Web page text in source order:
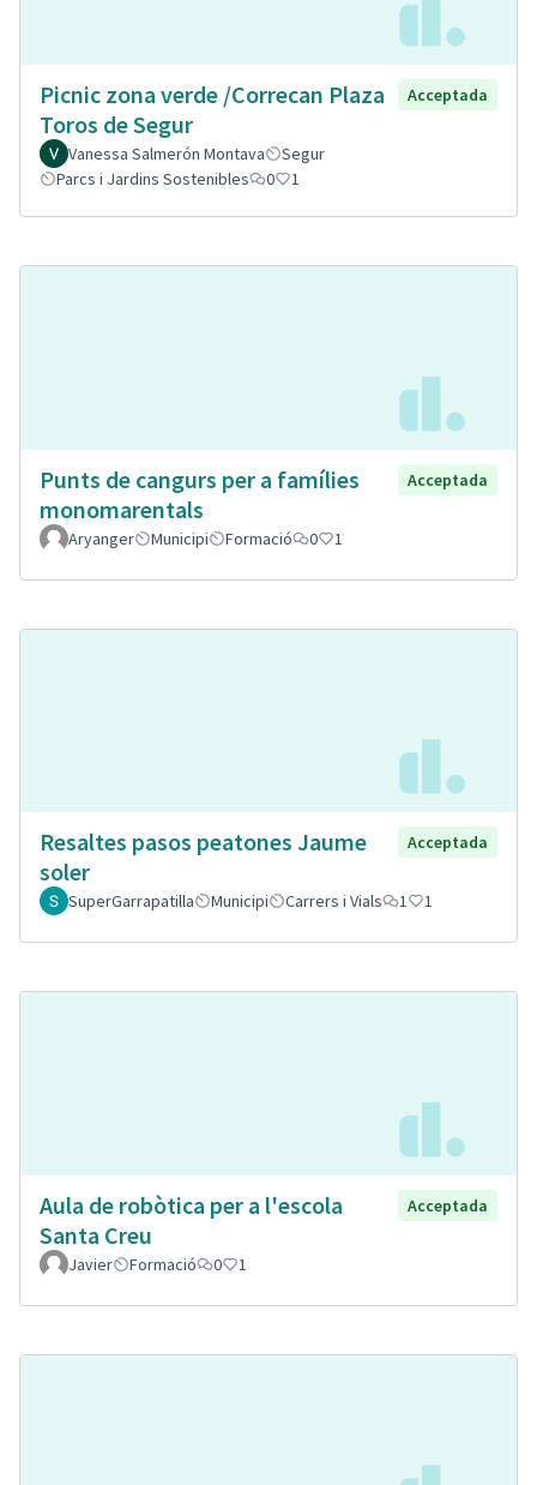
Picnic zona verde /Correcan Plaza
Toros de Segur
Acceptada
Vanessa Salmerón Montava
Segur
Parcs i Jardins Sostenibles
0 1
Punts de cangurs per a famílies
monomarentals
Acceptada
Aryanger Municipi Formació 0 1
Resaltes pasos peatones Jaume
soler
Acceptada
SuperGarrapatilla Municipi Carrers i Vials 1 1
Aula de robòtica per a l'escola
Santa Creu
Acceptada
Javier Formació 0 1